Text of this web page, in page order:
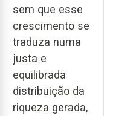
sem que esse
crescimento se
traduza numa
justa e
equilibrada
distribuição da
riqueza gerada,